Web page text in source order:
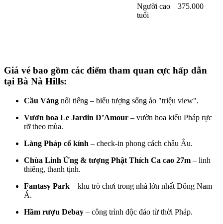
Người cao
tuổi
375.000
Giá vé bao gồm các điểm tham quan cực hấp dẫn
tại Bà Nà Hills:
Cầu Vàng nổi tiếng – biểu tượng sống ảo "triệu view".
Vườn hoa Le Jardin D’Amour – vườn hoa kiểu Pháp rực
rỡ theo mùa.
Làng Pháp cổ kính – check-in phong cách châu Âu.
Chùa Linh Ứng & tượng Phật Thích Ca cao 27m – linh
thiêng, thanh tịnh.
Fantasy Park – khu trò chơi trong nhà lớn nhất Đông Nam
Á.
Hầm rượu Debay – công trình độc đáo từ thời Pháp.